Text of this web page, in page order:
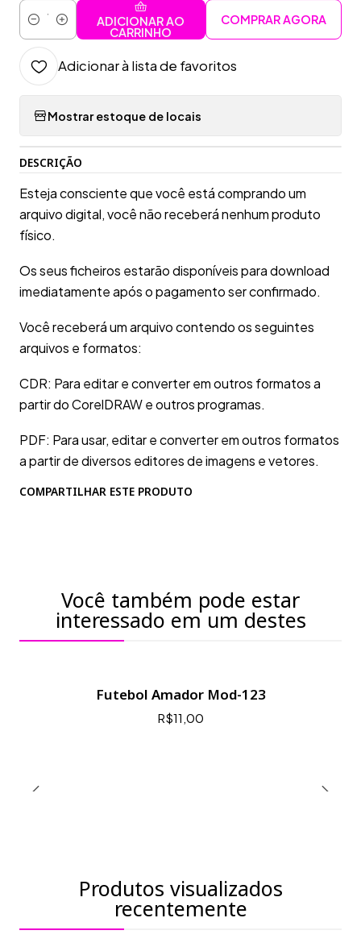
Quantidade
ADICIONAR AO
CARRINHO
COMPRAR AGORA
Adicionar à lista de favoritos
Mostrar estoque de locais
DESCRIÇÃO
Esteja consciente que você está comprando um
arquivo digital, você não receberá nenhum produto
físico.
Os seus ficheiros estarão disponíveis para download
imediatamente após o pagamento ser confirmado.
Você receberá um arquivo contendo os seguintes
arquivos e formatos:
CDR: Para editar e converter em outros formatos a
partir do CorelDRAW e outros programas.
PDF: Para usar, editar e converter em outros formatos
a partir de diversos editores de imagens e vetores.
COMPARTILHAR ESTE PRODUTO
Você também pode estar
interessado em um destes
Futebol Amador Mod-123
R$11,00
Produtos visualizados
recentemente